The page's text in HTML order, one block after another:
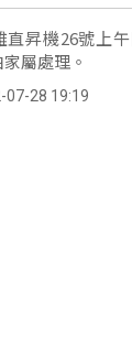
直昇機26號上
屬處理。
07-28 19:19